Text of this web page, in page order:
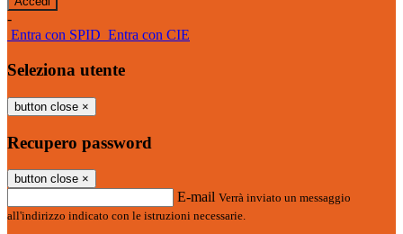
-
Entra con SPID Entra con CIE
Seleziona utente
button close ×
Recupero password
button close ×
E-mail Verrà inviato un messaggio
all'indirizzo indicato con le istruzioni necessarie.